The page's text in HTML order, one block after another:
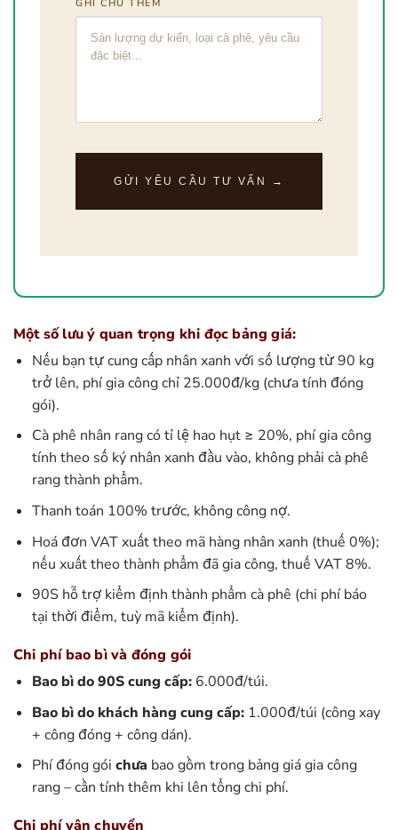
GHI CHÚ THÊM
Một số lưu ý quan trọng khi đọc bảng giá:
Nếu bạn tự cung cấp nhân xanh với số lượng từ 90 kg
trở lên, phí gia công chỉ 25.000đ/kg (chưa tính đóng
gói).
Cà phê nhân rang có tỉ lệ hao hụt ≥ 20%, phí gia công
tính theo số ký nhân xanh đầu vào, không phải cà phê
rang thành phẩm.
Thanh toán 100% trước, không công nợ.
Hoá đơn VAT xuất theo mã hàng nhân xanh (thuế 0%);
nếu xuất theo thành phẩm đã gia công, thuế VAT 8%.
90S hỗ trợ kiểm định thành phẩm cà phê (chi phí báo
tại thời điểm, tuỳ mã kiểm định).
Chi phí bao bì và đóng gói
Bao bì do 90S cung cấp:6.000đ/túi.
Bao bì do khách hàng cung cấp:1.000đ/túi (công xay
+ công đóng + công dán).
Phí đóng gói chưa bao gồm trong bảng giá gia công
rang – cần tính thêm khi lên tổng chi phí.
Chi phí vận chuyển